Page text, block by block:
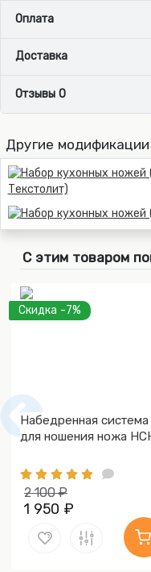
Оплата
Доставка
Отзывы 0
Другие модификации
С этим товаром
Скидка -7%
Набедренная система
для ношения ножа
2 100 ₽
1 950 ₽